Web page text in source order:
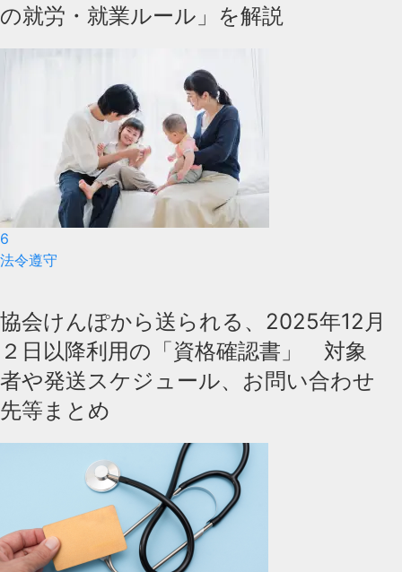
の就労・就業ルール」を解説
6
法令遵守
協会けんぽから送られる、2025年12月
２日以降利用の「資格確認書」 対象
者や発送スケジュール、お問い合わせ
先等まとめ